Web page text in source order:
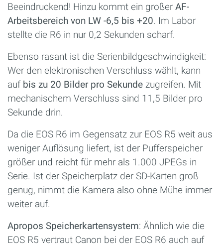
Beeindruckend! Hinzu kommt ein großer AF-
Arbeitsbereich von LW -6,5 bis +20. Im Labor
stellte die R6 in nur 0,2 Sekunden scharf.
Ebenso rasant ist die Serienbildgeschwindigkeit:
Wer den elektronischen Verschluss wählt, kann
auf bis zu 20 Bilder pro Sekunde zugreifen. Mit
mechanischem Verschluss sind 11,5 Bilder pro
Sekunde drin.
Da die EOS R6 im Gegensatz zur EOS R5 weit aus
weniger Auflösung liefert, ist der Pufferspeicher
größer und reicht für mehr als 1.000 JPEGs in
Serie. Ist der Speicherplatz der SD-Karten groß
genug, nimmt die Kamera also ohne Mühe immer
weiter auf.
Apropos Speicherkartensystem: Ähnlich wie die
EOS R5 vertraut Canon bei der EOS R6 auch auf